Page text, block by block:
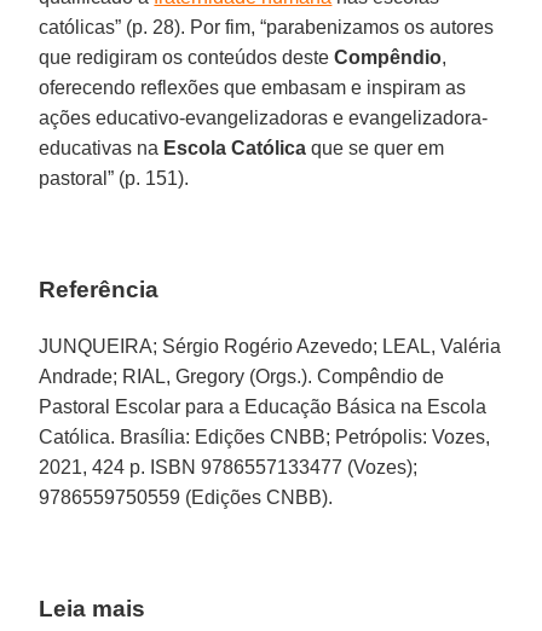
católicas” (p. 28). Por fim, “parabenizamos os autores
que redigiram os conteúdos desteCompêndio,
oferecendo reflexões que embasam e inspiram as
ações educativo-evangelizadoras e evangelizadora-
educativas na Escola Católica que se quer em
pastoral” (p. 151).
Referência
JUNQUEIRA; Sérgio Rogério Azevedo; LEAL, Valéria
Andrade; RIAL, Gregory (Orgs.). Compêndio de
Pastoral Escolar para a Educação Básica na Escola
Católica. Brasília: Edições CNBB; Petrópolis: Vozes,
2021, 424 p. ISBN 9786557133477 (Vozes);
9786559750559 (Edições CNBB).
Leia mais